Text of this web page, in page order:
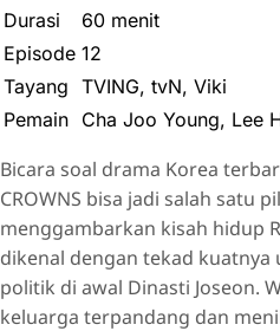
Durasi
60 menit
Episode 12
Tayang TVING, tvN, Viki
Pemain Cha Joo Young, Lee
Bicara soal drama Korea
CROWNS bisa jadi salah satu
menggambarkan kisah hidup
dikenal dengan tekad
politik di awal Dinasti Joseon.
keluarga terpandang dan